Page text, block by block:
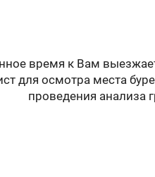
время к Вам
для осмотра места
проведения анализа